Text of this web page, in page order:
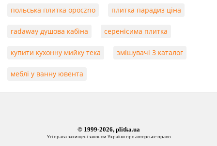
польська плитка opoczno плитка парадиз ціна
radaway душова кабіна серенісима плитка
купити кухонну мийку тека змішувачі 3 каталог
меблі у ванну ювента
© 1999-2026, plitka.ua
Усі права захищені законом України про авторське право